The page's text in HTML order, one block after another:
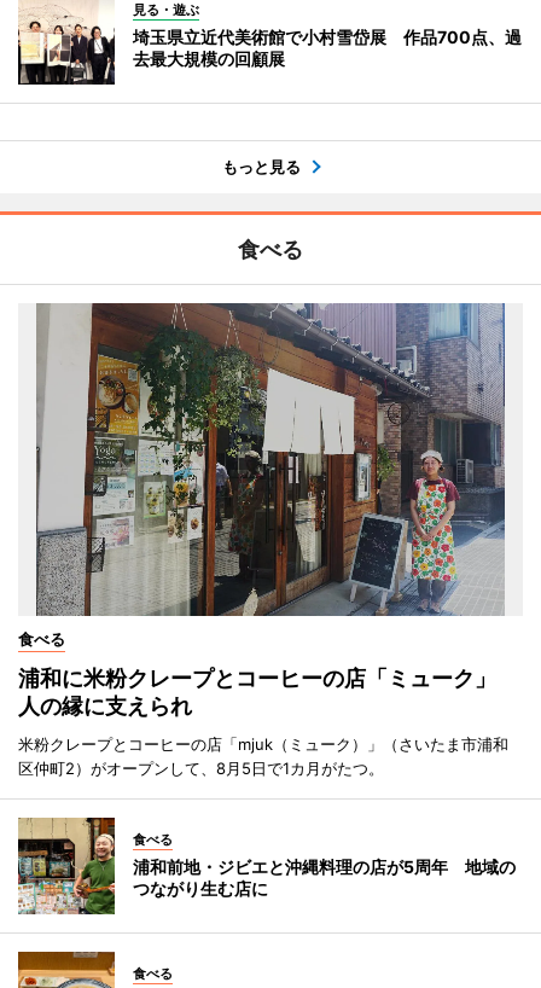
見る・遊ぶ
埼玉県立近代美術館で小村雪岱展 作品700点、過
去最大規模の回顧展
もっと見る
食べる
食べる
浦和に米粉クレープとコーヒーの店「ミューク」
人の縁に支えられ
米粉クレープとコーヒーの店「mjuk（ミューク）」（さいたま市浦和
区仲町2）がオープンして、8月5日で1カ月がたつ。
食べる
浦和前地・ジビエと沖縄料理の店が5周年 地域の
つながり生む店に
食べる